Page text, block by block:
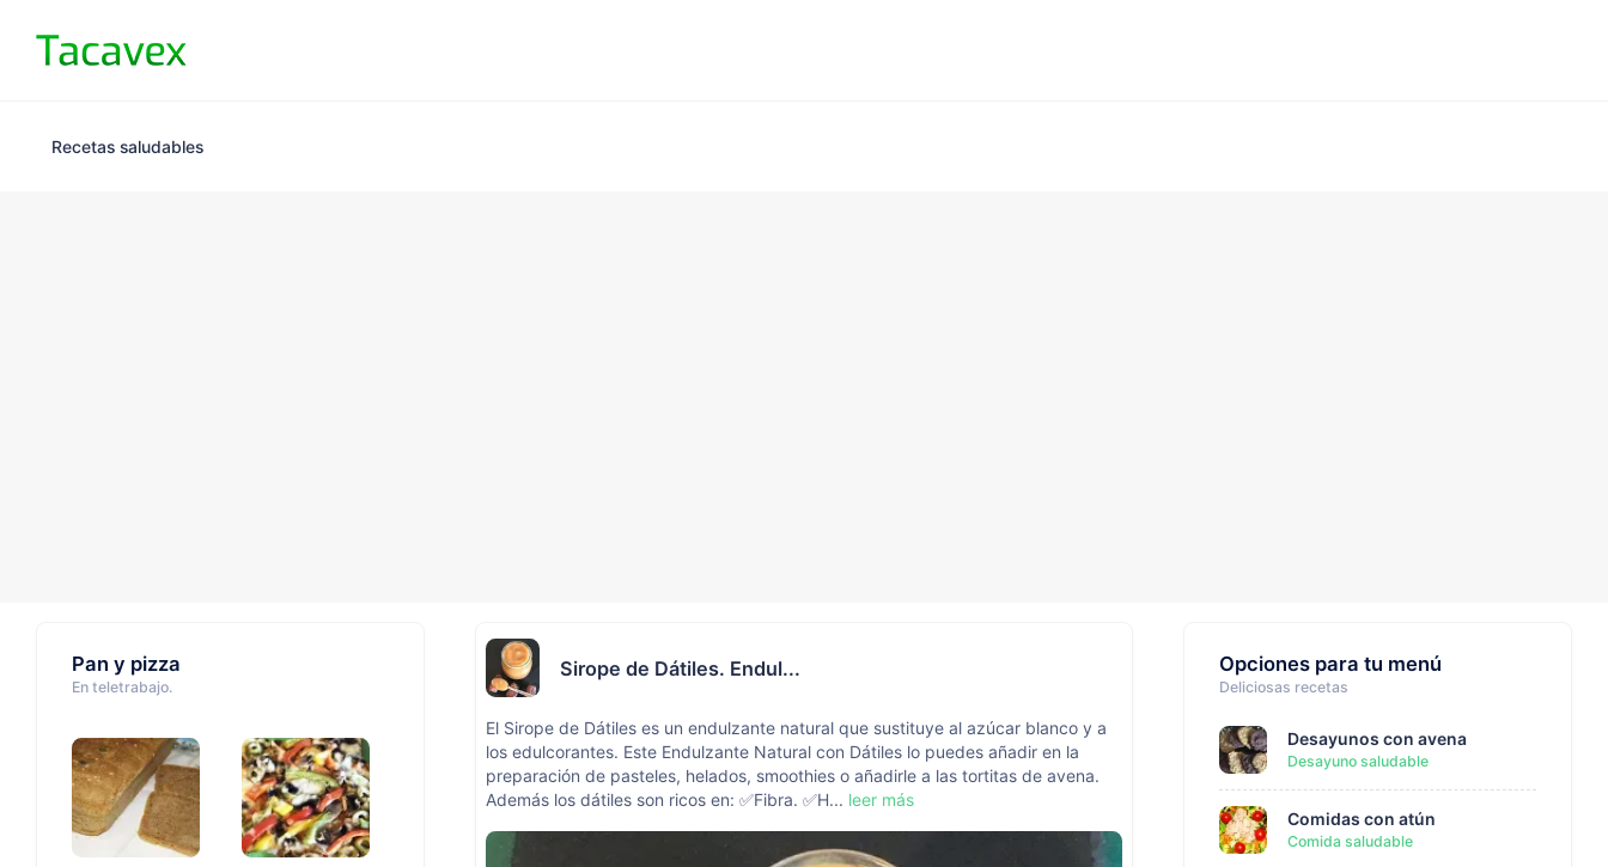
Recetas saludables
Pan y pizza
En teletrabajo.
Sirope de Dátiles. Endul...
El Sirope de Dátiles es un endulzante natural que sustituye al azúcar blanco y a
los edulcorantes. Este Endulzante Natural con Dátiles lo puedes añadir en la
preparación de pasteles, helados, smoothies o añadirle a las tortitas de avena.
Además los dátiles son ricos en: ✅Fibra. ✅H... leer más
Opciones para tu menú
Deliciosas recetas
Desayunos con avena
Desayuno saludable
Comidas con atún
Comida saludable